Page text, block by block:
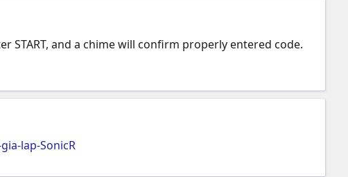
START, and a chime will confirm properly entered code.
lap-SonicR